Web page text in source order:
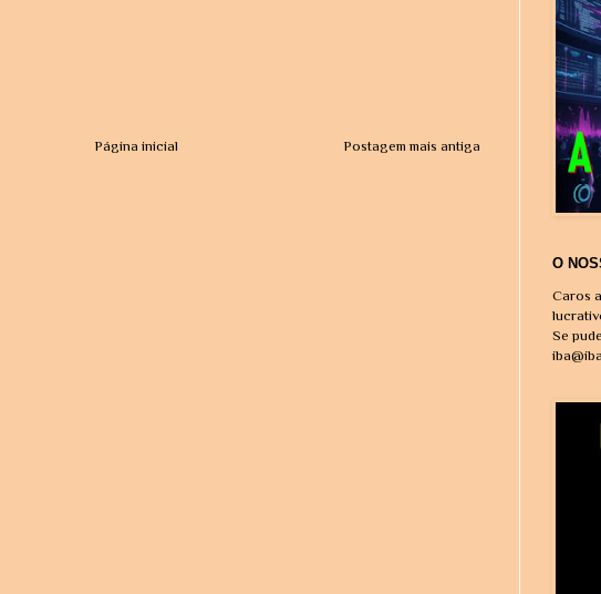
Postagem mais antiga
Página inicial
O
Caros
Se